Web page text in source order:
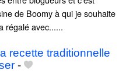
de Boomy à qui je souhaite
régalé avec......
recette traditionnelle
-